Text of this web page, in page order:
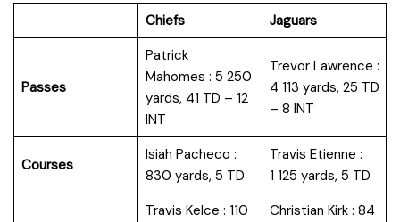
Chiefs Jaguars
Passes
Patrick
Mahomes : 5 250
yards, 41 TD – 12
INT
Trevor Lawrence :
4 113 yards, 25 TD
– 8 INT
Courses
Isiah Pacheco :
830 yards, 5 TD
Travis Etienne :
1 125 yards, 5 TD
Travis Kelce : 110
Christian Kirk : 84